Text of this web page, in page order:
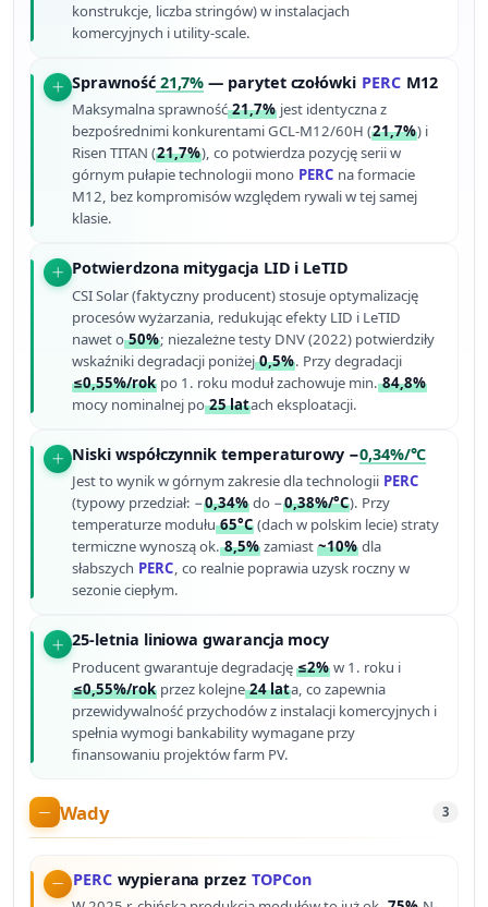
konstrukcje, liczba stringów) w instalacjach
komercyjnych i utility-scale.
Sprawność21,7% — parytet czołówki PERC M12
Maksymalna sprawność21,7% jest identyczna z
bezpośrednimi konkurentami GCL-M12/60H (21,7%) i
Risen TITAN (21,7%), co potwierdza pozycję serii w
górnym pułapie technologii mono PERC na formacie
M12, bez kompromisów względem rywali w tej samej
klasie.
Potwierdzona mitygacja LID i LeTID
CSI Solar (faktyczny producent) stosuje optymalizację
procesów wyżarzania, redukując efekty LID i LeTID
nawet o50%; niezależne testy DNV (2022) potwierdziły
wskaźniki degradacji poniżej0,5%. Przy degradacji
≤0,55%/rok po 1. roku moduł zachowuje min.84,8%
mocy nominalnej po25 latach eksploatacji.
Niski współczynnik temperaturowy −0,34%/°C
Jest to wynik w górnym zakresie dla technologii PERC
(typowy przedział: −0,34% do −0,38%/°C). Przy
temperaturze modułu65°C (dach w polskim lecie) straty
termiczne wynoszą ok.8,5% zamiast~10% dla
słabszych PERC, co realnie poprawia uzysk roczny w
sezonie ciepłym.
25-letnia liniowa gwarancja mocy
Producent gwarantuje degradację≤2% w 1. roku i
≤0,55%/rok przez kolejne24 lata, co zapewnia
przewidywalność przychodów z instalacji komercyjnych i
spełnia wymogi bankability wymagane przy
finansowaniu projektów farm PV.
Wady 3
PERC wypierana przez TOPCon